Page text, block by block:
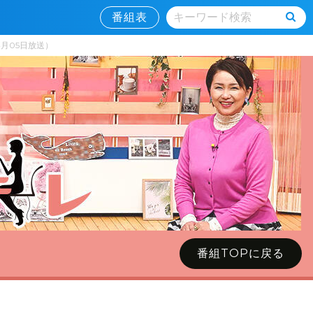
番組表
05日放送）
番組TOPに戻る